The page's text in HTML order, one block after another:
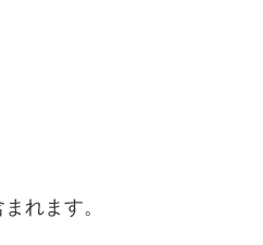
れます。